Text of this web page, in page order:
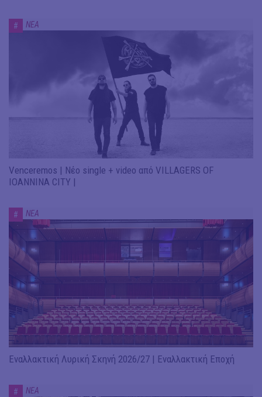
# ΝΕΑ
Venceremos | Νέο single + video από VILLAGERS OF
IOANNINA CITY |
# ΝΕΑ
Εναλλακτική Λυρική Σκηνή 2026/27 | Εναλλακτική Εποχή
# ΝΕΑ